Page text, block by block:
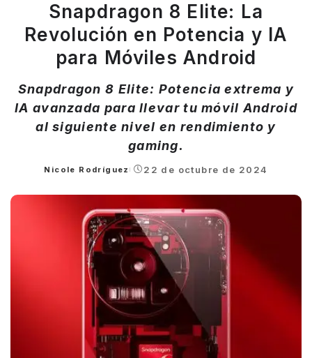
Snapdragon 8 Elite: La
Revolución en Potencia y IA
para Móviles Android
Snapdragon 8 Elite: Potencia extrema y
IA avanzada para llevar tu móvil Android
al siguiente nivel en rendimiento y
gaming.
Posted
Nicole Rodríguez 22 de octubre de 2024